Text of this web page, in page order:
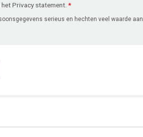
Privacy statement. *
serieus en hechten veel waarde aan